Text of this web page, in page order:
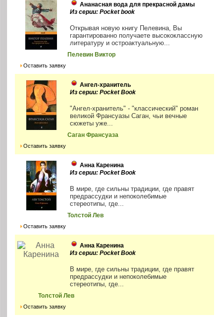
Ананасная вода для прекрасной дамы
Из серии: Pocket book
Открывая новую книгу Пелевина, Вы
гарантированно получаете высококлассную
литературу и остроактуальную...
Пелевин Виктор
Оставить заявку
Ангел-хранитель
Из серии: Pocket Book
"Ангел-хранитель" - "классический" роман
великой Франсуазы Саган, чьи вечные
сюжеты уже...
Саган Франсуаза
Оставить заявку
Анна Каренина
Из серии: Pocket Book
В мире, где сильны традиции, где правят
предрассудки и непоколебимые
стереотипы, где...
Толстой Лев
Оставить заявку
Анна Каренина
Из серии: Pocket Book
В мире, где сильны традиции, где правят
предрассудки и непоколебимые
стереотипы, где...
Толстой Лев
Оставить заявку